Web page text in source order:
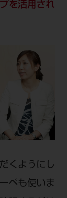
を活用され
くようにし
ペも使いま